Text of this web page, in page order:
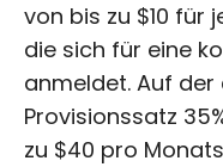
von bis zu $10 für
die sich für eine
anmeldet. Auf
Provisionssatz
zu $40 pro